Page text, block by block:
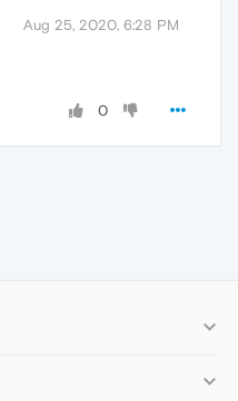
Aug 25, 2020, 6:28 PM
0